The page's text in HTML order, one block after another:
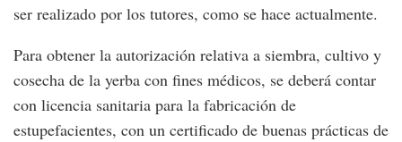
ser realizado por los tutores, como se hace actualmente.
Para obtener la autorización relativa a siembra, cultivo y
cosecha de la yerba con fines médicos, se deberá contar
con licencia sanitaria para la fabricación de
estupefacientes, con un certificado de buenas prácticas de